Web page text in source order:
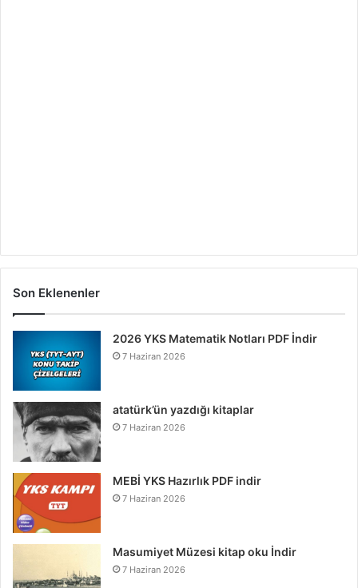
Son Eklenenler
2026 YKS Matematik Notları PDF İndir
7 Haziran 2026
atatürk’ün yazdığı kitaplar
7 Haziran 2026
MEBİ YKS Hazırlık PDF indir
7 Haziran 2026
Masumiyet Müzesi kitap oku İndir
7 Haziran 2026